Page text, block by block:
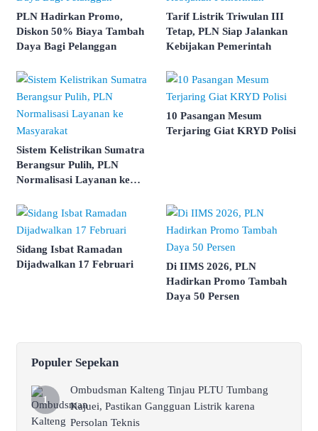
PLN Hadirkan Promo,
Diskon 50% Biaya Tambah
Daya Bagi Pelanggan
Tarif Listrik Triwulan III
Tetap, PLN Siap Jalankan
Kebijakan Pemerintah
Sistem Kelistrikan Sumatra
Berangsur Pulih, PLN
Normalisasi Layanan ke
10 Pasangan Mesum
Terjaring Giat KRYD Polisi
Sidang Isbat Ramadan
Dijadwalkan 17 Februari
Di IIMS 2026, PLN
Hadirkan Promo Tambah
Daya 50 Persen
Populer Sepekan
Ombudsman Kalteng Tinjau PLTU Tumbang
Kajuei, Pastikan Gangguan Listrik karena
Persolan Teknis